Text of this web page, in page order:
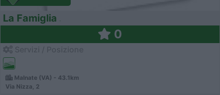
La Famiglia
0
Malnate (VA) - 43.1km
Via Nizza, 2